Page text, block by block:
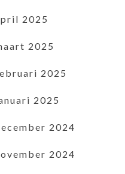
2025
2025
2025
2025
2024
2024